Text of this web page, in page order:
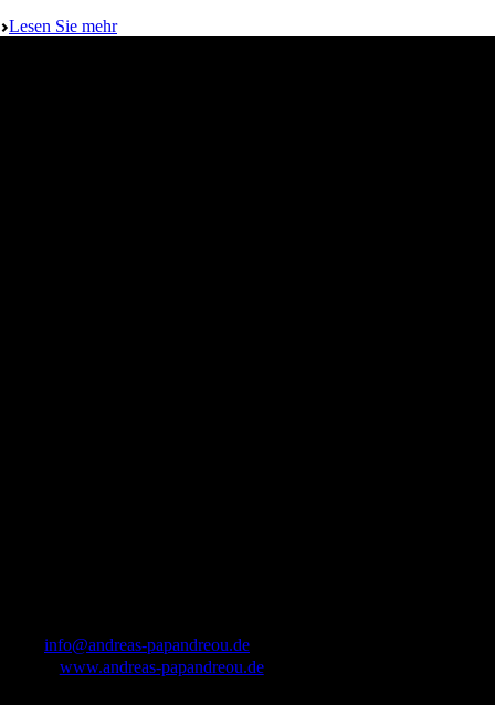
Lesen Sie mehr
info@andreas-papandreou.de
www.andreas-papandreou.de